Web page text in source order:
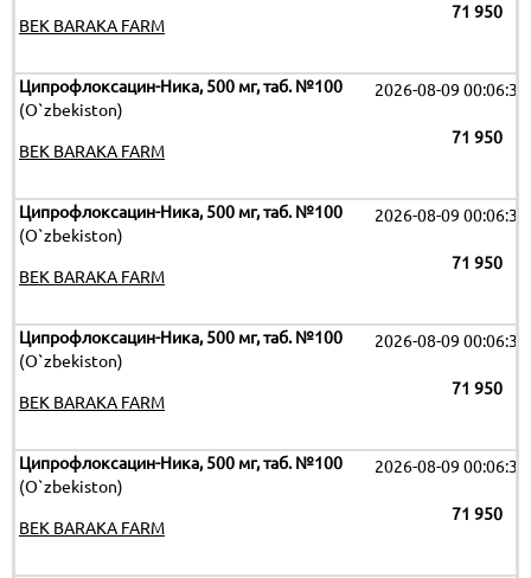
71 950
BEK BARAKA FARM
Ципрофлоксацин-Ника, 500 мг, таб. №100
(O`zbekiston)
2026-08-09 00:06:32
71 950
BEK BARAKA FARM
Ципрофлоксацин-Ника, 500 мг, таб. №100
(O`zbekiston)
2026-08-09 00:06:32
71 950
BEK BARAKA FARM
Ципрофлоксацин-Ника, 500 мг, таб. №100
(O`zbekiston)
2026-08-09 00:06:32
71 950
BEK BARAKA FARM
Ципрофлоксацин-Ника, 500 мг, таб. №100
(O`zbekiston)
2026-08-09 00:06:32
71 950
BEK BARAKA FARM